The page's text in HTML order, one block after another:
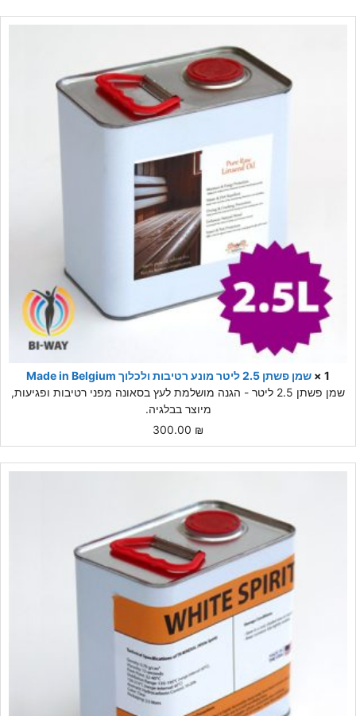
1 ×
שמן פשתן 2.5 ליטר מונע רטיבות ולכלוך Made in Belgium
שמן פשתן 2.5 ליטר - הגנה מושלמת לעץ בסאונה מפני רטיבות ופגיעות,
מיוצר בבלגיה.
300.00 ₪